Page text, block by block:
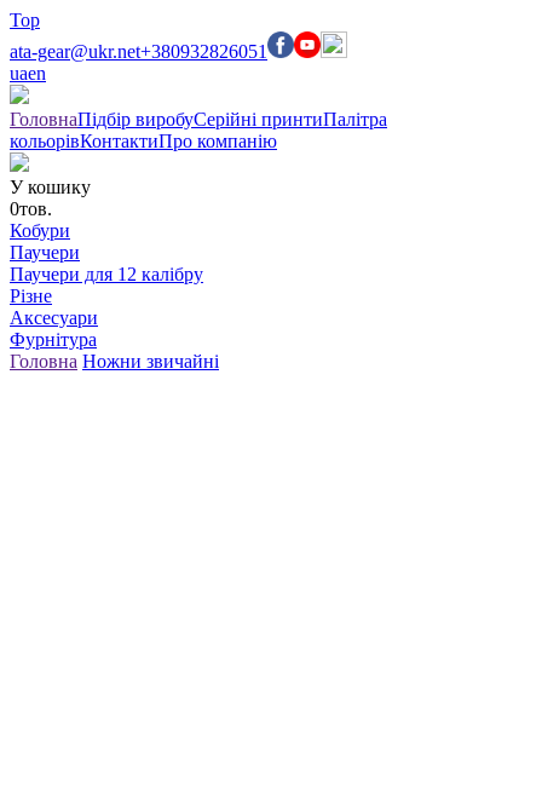
Top
ata-gear@ukr.net+380932826051
uaen
ГоловнаПідбір виробуСерійні принтиПалітра
кольорівКонтактиПро компанію
У кошику
0тов.
Кобури
Паучери
Паучери для 12 калібру
Різне
Аксесуари
Фурнітура
Головна Ножни звичайні